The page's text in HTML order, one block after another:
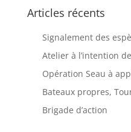
Articles récents
Signalement des
Atelier à l’intention
Opération Seau à
Bateaux propres,
Brigade d’action